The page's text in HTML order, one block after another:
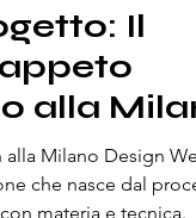
Il
alla
con
Milano Design
che nasce dal
materia e tecnica.